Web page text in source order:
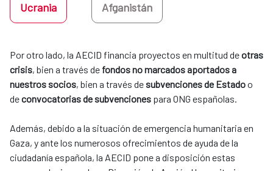
Ucrania Afganistán
Por otro lado, la AECID financia proyectos en multitud de otras
crisis, bien a través de fondos no marcados aportados a
nuestros socios, bien a través de subvenciones de Estado o
de convocatorias de subvenciones para ONG españolas.
​​​​​​​Además, debido a la situación de emergencia humanitaria en
Gaza, y ante los numerosos ofrecimientos de ayuda de la
ciudadanía española, la AECID pone a disposición estas